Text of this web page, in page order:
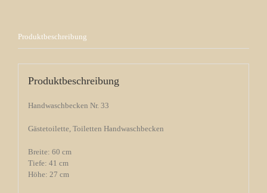
Produktbeschreibung
Produktbeschreibung
Handwaschbecken Nr. 33
Gästetoilette, Toiletten Handwaschbecken
Breite: 60 cm
Tiefe: 41 cm
Höhe: 27 cm